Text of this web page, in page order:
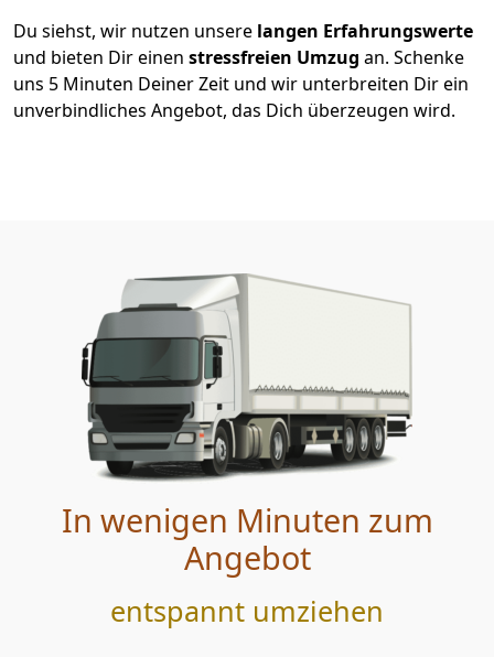
Du siehst, wir nutzen unsere langen Erfahrungswerte
und bieten Dir einen stressfreien Umzug an. Schenke
uns 5 Minuten Deiner Zeit und wir unterbreiten Dir ein
unverbindliches Angebot, das Dich überzeugen wird.
In wenigen Minuten zum
Angebot
entspannt umziehen